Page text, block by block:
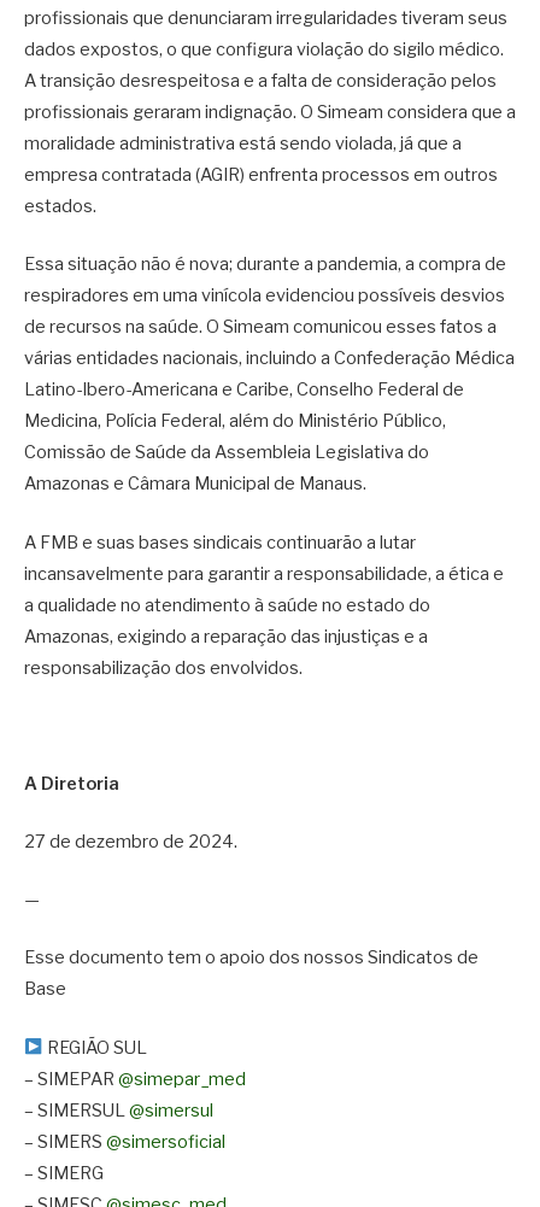
profissionais que denunciaram irregularidades tiveram seus
dados expostos, o que configura violação do sigilo médico.
A transição desrespeitosa e a falta de consideração pelos
profissionais geraram indignação. O Simeam considera que a
moralidade administrativa está sendo violada, já que a
empresa contratada (AGIR) enfrenta processos em outros
estados.
Essa situação não é nova; durante a pandemia, a compra de
respiradores em uma vinícola evidenciou possíveis desvios
de recursos na saúde. O Simeam comunicou esses fatos a
várias entidades nacionais, incluindo a Confederação Médica
Latino-Ibero-Americana e Caribe, Conselho Federal de
Medicina, Polícia Federal, além do Ministério Público,
Comissão de Saúde da Assembleia Legislativa do
Amazonas e Câmara Municipal de Manaus.
A FMB e suas bases sindicais continuarão a lutar
incansavelmente para garantir a responsabilidade, a ética e
a qualidade no atendimento à saúde no estado do
Amazonas, exigindo a reparação das injustiças e a
responsabilização dos envolvidos.
A Diretoria
27 de dezembro de 2024.
—
Esse documento tem o apoio dos nossos Sindicatos de
Base
REGIÃO SUL
– SIMEPAR @simepar_med
– SIMERSUL @simersul
– SIMERS @simersoficial
– SIMERG